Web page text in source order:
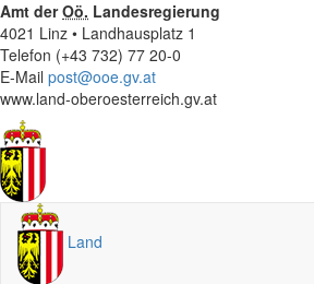
Amt derOö. Landesregierung
4021 Linz • Landhausplatz 1
Telefon (+43 732) 77 20-0
E-Mail post@ooe.gv.at
www.land-oberoesterreich.gv.at
Land